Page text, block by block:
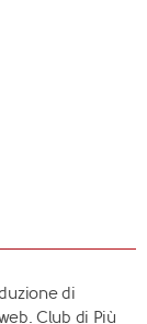
di
Club di Più